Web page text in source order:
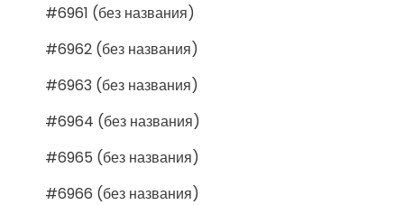
#6961 (без названия)
#6962 (без названия)
#6963 (без названия)
#6964 (без названия)
#6965 (без названия)
#6966 (без названия)